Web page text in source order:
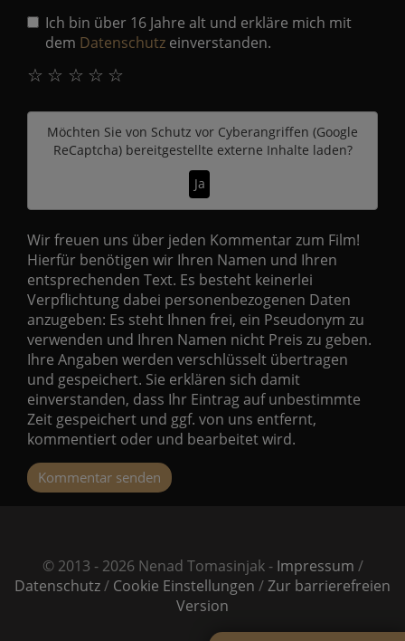
Ich bin über 16 Jahre alt und erkläre mich mit
dem Datenschutz einverstanden.
☆
☆
☆
☆
☆
Möchten Sie von Schutz vor Cyberangriffen (Google
ReCaptcha)bereitgestellte externe Inhalte laden?
Ja
Wir freuen uns über jeden Kommentar zum Film!
Hierfür benötigen wir Ihren Namen und Ihren
entsprechenden Text. Es besteht keinerlei
Verpflichtung dabei personenbezogenen Daten
anzugeben: Es steht Ihnen frei, ein Pseudonym zu
verwenden und Ihren Namen nicht Preis zu geben.
Ihre Angaben werden verschlüsselt übertragen
und gespeichert. Sie erklären sich damit
einverstanden, dass Ihr Eintrag auf unbestimmte
Zeit gespeichert und ggf. von uns entfernt,
kommentiert oder und bearbeitet wird.
Kommentar senden
© 2013 - 2026 Nenad Tomasinjak - Impressum /
Datenschutz/ Cookie Einstellungen /Zur barrierefreien
Version